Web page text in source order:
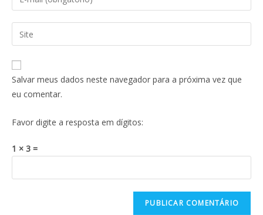
Salvar meus dados neste navegador para a próxima vez que
eu comentar.
Favor digite a resposta em dígitos:
1 × 3 =